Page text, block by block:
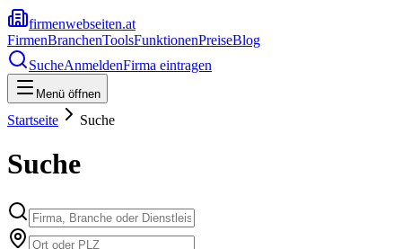
firmenwebseiten.at
FirmenBranchenToolsFunktionenPreiseBlog
SucheAnmeldenFirma eintragen
Menü öffnen
Startseite Suche
Suche